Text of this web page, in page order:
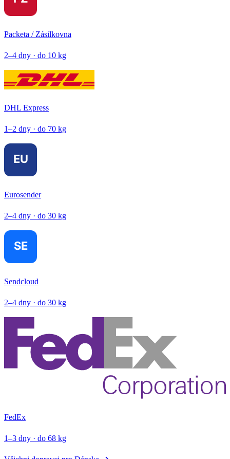
Packeta / Zásilkovna
2–4 dny · do 10 kg
DHL Express
1–2 dny · do 70 kg
Eurosender
2–4 dny · do 30 kg
Sendcloud
2–4 dny · do 30 kg
FedEx
1–3 dny · do 68 kg